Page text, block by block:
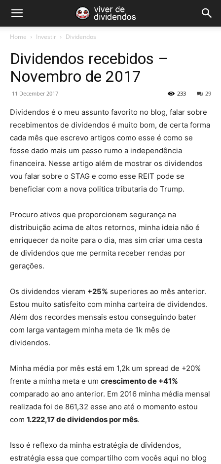
Home Investir Dividendos
Dividendos recebidos –
Novembro de 2017
11 December 2017 29
233
Dividendos é o meu assunto favorito no blog, falar sobre
recebimentos de dividendos é muito bom, de certa forma
cada mês que escrevo artigos como esse é como se
fosse dado mais um passo rumo a independência
financeira. Nesse artigo além de mostrar os dividendos
vou falar sobre o STAG e como esse REIT pode se
beneficiar com a nova politica tributaria do Trump.
Procuro ativos que proporcionem segurança na
distribuição acima de altos retornos, minha ideia não é
enriquecer da noite para o dia, mas sim criar uma cesta
de dividendos que me permita receber rendas por
gerações.
Os dividendos vieram +25% superiores ao mês anterior.
Estou muito satisfeito com minha carteira de dividendos.
Além dos recordes mensais estou conseguindo bater
com larga vantagem minha meta de 1k mês de
dividendos.
Minha média por mês está em 1,2k um spread de +20%
frente a minha meta e um crescimento de +41%
comparado ao ano anterior. Em 2016 minha média mensal
realizada foi de 861,32 esse ano até o momento estou
com 1.222,17 de dividendos por mês.
Isso é reflexo da minha estratégia de dividendos,
estratégia essa que compartilho com vocês aqui no blog